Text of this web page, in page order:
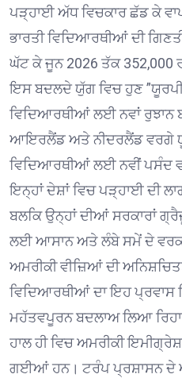
ਪੜ੍ਹਾਈ ਅੱਧ ਵਿਚਕਾਰ ਛੱਡ ਕੇ
ਭਾਰਤੀ ਵਿਦਿਆਰਥੀਆਂ ਦੀ
ਘੱਟ ਕੇ ਜੂਨ 2026 ਤੱਕ 352,000
ਇਸ ਬਦਲਦੇ ਯੁੱਗ ਵਿਚ ਹੁਣ
ਵਿਦਿਆਰਥੀਆਂ ਲਈ ਨਵਾਂ ਰੁਝਾਨ
ਆਇਰਲੈਂਡ ਅਤੇ ਨੀਦਰਲੈਂਡ ਵਰਗੇ
ਵਿਦਿਆਰਥੀਆਂ ਲਈ ਨਵੀਂ ਪਸੰਦ
ਇਨ੍ਹਾਂ ਦੇਸ਼ਾਂ ਵਿਚ ਪੜ੍ਹਾਈ ਦੀ
ਬਲਕਿ ਉਨ੍ਹਾਂ ਦੀਆਂ ਸਰਕਾਰਾਂ
ਲਈ ਆਸਾਨ ਅਤੇ ਲੰਬੇ ਸਮੇਂ ਦੇ ਵਰਕ
ਅਮਰੀਕੀ ਵੀਜ਼ਿਆਂ ਦੀ
ਵਿਦਿਆਰਥੀਆਂ ਦਾ ਇਹ ਪ੍ਰਵਾਸ
ਮਹੱਤਵਪੂਰਨ ਬਦਲਾਅ ਲਿਆ
ਹਾਲ ਹੀ ਵਿਚ ਅਮਰੀਕੀ
ਗਈਆਂ ਹਨ। ਟਰੰਪ ਪ੍ਰਸ਼ਾਸਨ ਦੇ